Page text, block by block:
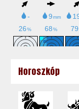
Horoszkóp